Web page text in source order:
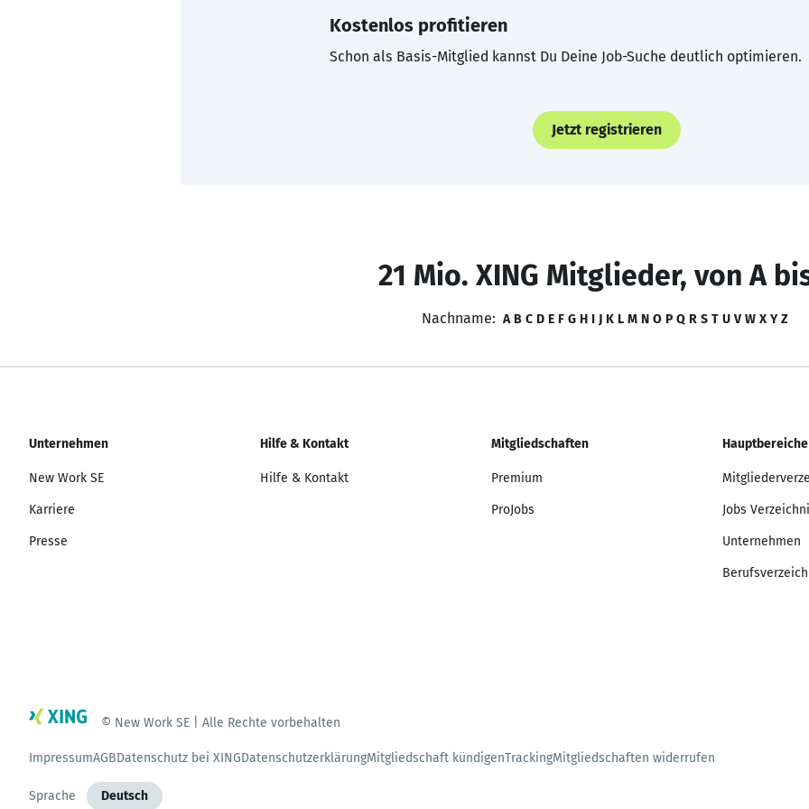
Kostenlos profitieren
Schon als Basis-Mitglied kannst Du Deine Job-Suche deutlich optimieren.
Jetzt registrieren
21 Mio. XING Mitglieder, von A
Nachname: A B C D E F G H I J K L M N O P Q R S T U V W X Y Z
Unternehmen
New Work SE
Karriere
Presse
Hilfe & Kontakt
Hilfe & Kontakt
Mitgliedschaften
Premium
ProJobs
Hauptbereiche
Jobs
Unternehmen
© New Work SE | Alle Rechte vorbehalten
ImpressumAGBDatenschutz bei XINGDatenschutzerklärungMitgliedschaft kündigenTrackingMitgliedschaften widerrufen
Sprache Deutsch